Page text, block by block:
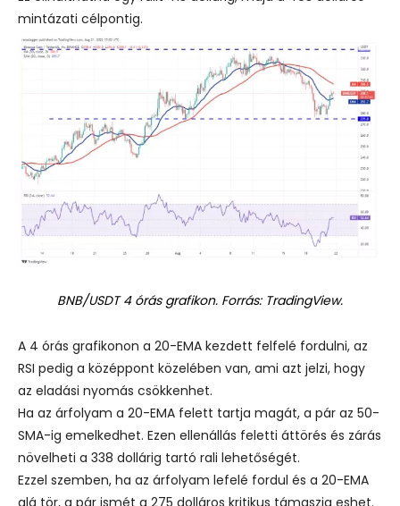
mintázati célpontig.
BNB/USDT 4 órás grafikon. Forrás: TradingView.
A 4 órás grafikonon a 20-EMA kezdett felfelé fordulni, az
RSI pedig a középpont közelében van, ami azt jelzi, hogy
az eladási nyomás csökkenhet.
Ha az árfolyam a 20-EMA felett tartja magát, a pár az 50-
SMA-ig emelkedhet. Ezen ellenállás feletti áttörés és zárás
növelheti a 338 dollárig tartó rali lehetőségét.
Ezzel szemben, ha az árfolyam lefelé fordul és a 20-EMA
alá tör, a pár ismét a 275 dolláros kritikus támaszig eshet.